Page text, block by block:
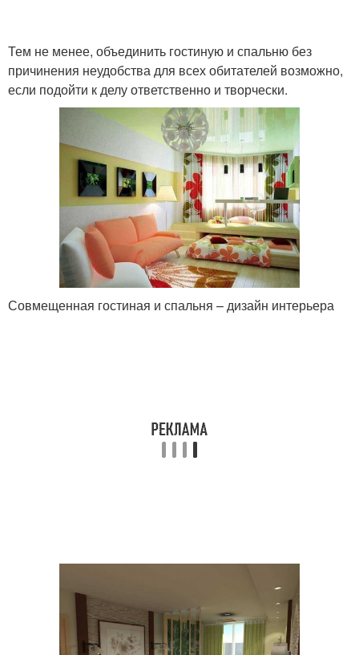
Тем не менее, объединить гостиную и спальню без
причинения неудобства для всех обитателей возможно,
если подойти к делу ответственно и творчески.
Совмещенная гостиная и спальня – дизайн интерьера